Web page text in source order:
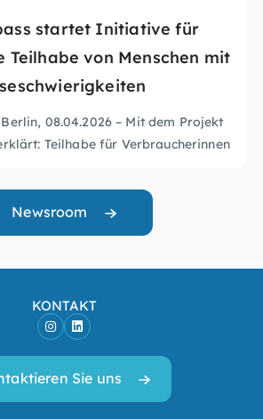
startet Initiative für
Teilhabe von Menschen mit
Berlin, 08.04.2026 – Mit dem Projekt
Teilhabe für Verbraucherinnen
gestalten” entwickelt der
Unterstützungsangebote für
und Leseschwierigkeiten. Die
in Berlin den offiziellen
Ziel der Initiative ist es, digitale
zu machen und mehr
Nutzung digitaler
Der Digital-Kompass wird von
Newsroom
KONTAKT
Sie uns